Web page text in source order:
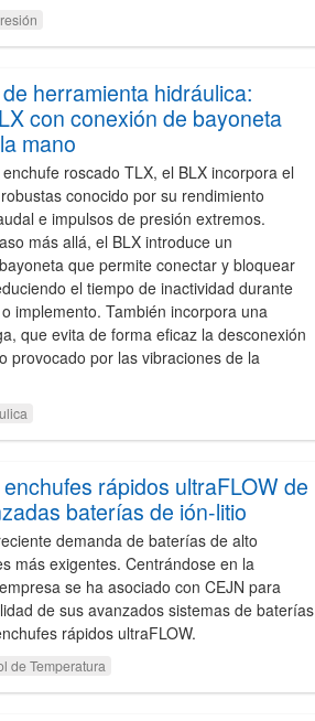
herramienta hidráulica:
con conexión de bayoneta
mano
roscado TLX, el BLX incorpora el
conocido por su rendimiento
e impulsos de presión extremos.
más allá, el BLX introduce un
que permite conectar y bloquear
el tiempo de inactividad durante
implemento. También incorpora una
que evita de forma eficaz la desconexión
provocado por las vibraciones de la
rápidos ultraFLOW de
baterías de ión-litio
demanda de baterías de alto
más exigentes. Centrándose en la
se ha asociado con CEJN para
de sus avanzados sistemas de baterías
rápidos ultraFLOW.
de Temperatura